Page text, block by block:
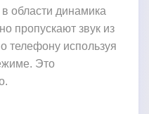
области динамика
пропускают звук из
телефону используя
Это